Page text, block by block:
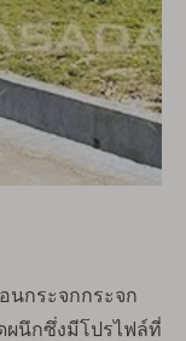
นกระจกกระจก
ผนึกซึ่งมีโปรไฟล์ที่